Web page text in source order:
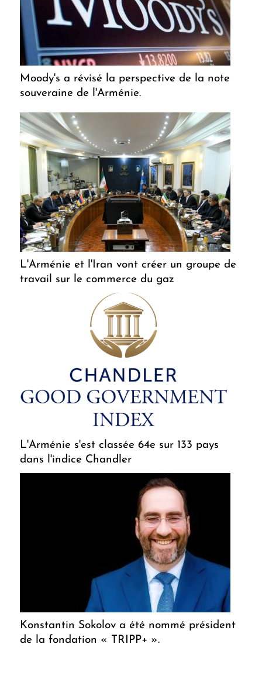
Moody's a révisé la perspective de la note
souveraine de l'Arménie.
L'Arménie et l'Iran vont créer un groupe de
travail sur le commerce du gaz
L'Arménie s'est classée 64e sur 133 pays
dans l'indice Chandler
Konstantin Sokolov a été nommé président
de la fondation « TRIPP+ ».